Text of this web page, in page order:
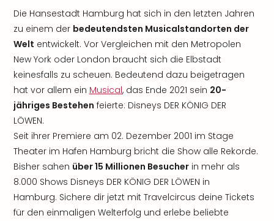
Die Hansestadt Hamburg hat sich in den letzten Jahren
zu einem der bedeutendsten Musicalstandorten der
Welt entwickelt. Vor Vergleichen mit den Metropolen
New York oder London braucht sich die Elbstadt
keinesfalls zu scheuen. Bedeutend dazu beigetragen
hat vor allem ein Musical, das Ende 2021 sein 20-
jähriges Bestehen feierte: Disneys DER KÖNIG DER
LÖWEN.
Seit ihrer Premiere am 02. Dezember 2001 im Stage
Theater im Hafen Hamburg bricht die Show alle Rekorde.
Bisher sahen über 15 Millionen Besucher in mehr als
8.000 Shows Disneys DER KÖNIG DER LÖWEN in
Hamburg. Sichere dir jetzt mit Travelcircus deine Tickets
für den einmaligen Welterfolg und erlebe beliebte